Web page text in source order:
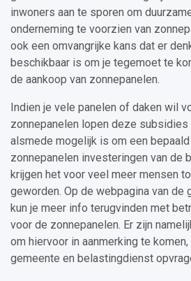
inwoners aan te sporen om
onderneming te voorzien van
ook een omvangrijke kans dat er
beschikbaar is om je tegemoet te
de aankoop van zonnepanelen.
Indien je vele panelen of daken wil
zonnepanelen lopen deze subsidies
alsmede mogelijk is om een
zonnepanelen investeringen van de
krijgen het voor veel meer mensen
geworden. Op de webpagina van de
kun je meer info terugvinden met
voor de zonnepanelen. Er zijn
om hiervoor in aanmerking te
gemeente en belastingdienst